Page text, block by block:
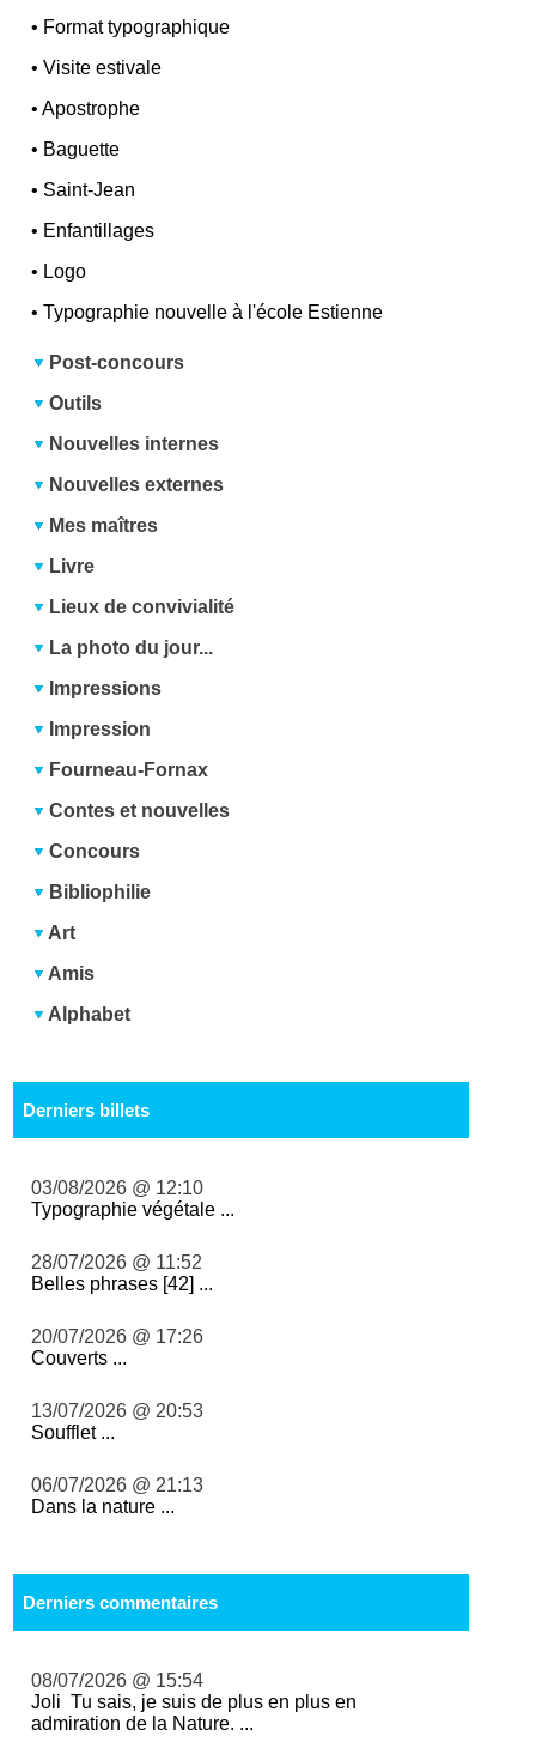
• Format typographique
•Visite estivale
•Apostrophe
• Baguette
• Saint-Jean
• Enfantillages
• Logo
•Typographie nouvelle à l'école Estienne
Post-concours
Outils
Nouvelles internes
Nouvelles externes
Mes maîtres
Livre
Lieux de convivialité
La photo du jour...
Impressions
Impression
Fourneau-Fornax
Contes et nouvelles
Concours
Bibliophilie
Art
Amis
Alphabet
Derniers billets
03/08/2026 @ 12:10
Typographie végétale ...
28/07/2026 @ 11:52
Belles phrases [42] ...
20/07/2026 @ 17:26
Couverts ...
13/07/2026 @ 20:53
Soufflet ...
06/07/2026 @ 21:13
Dans la nature ...
Derniers commentaires
08/07/2026 @ 15:54
Joli Tu sais, je suis de plus en plus en
admiration de la Nature. ...